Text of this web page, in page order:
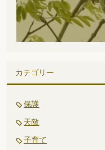
カテゴリー
保護
天敵
子育て